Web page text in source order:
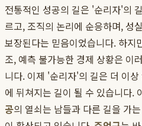
전통적인 성공의 길은 '순리자'의
르고, 조직의 논리에 순응하며, 성
보장된다는 믿음이었습니다. 하지
조, 예측 불가능한 경제 상황은 이
니다. 이제 '순리자'의 길은 더 이
에 뒤쳐지는 길이 될 수 있습니다.
공의 열쇠는 남들과 다른 길을 가